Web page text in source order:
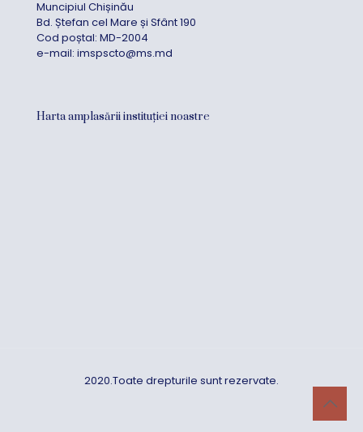
Muncipiul Chișinău
Bd. Ștefan cel Mare și Sfânt 190
Cod poștal: MD-2004
e-mail: imspscto@ms.md
Harta amplasării instituției noastre
2020.Toate drepturile sunt rezervate.